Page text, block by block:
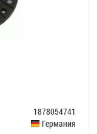
1878054741
Германия